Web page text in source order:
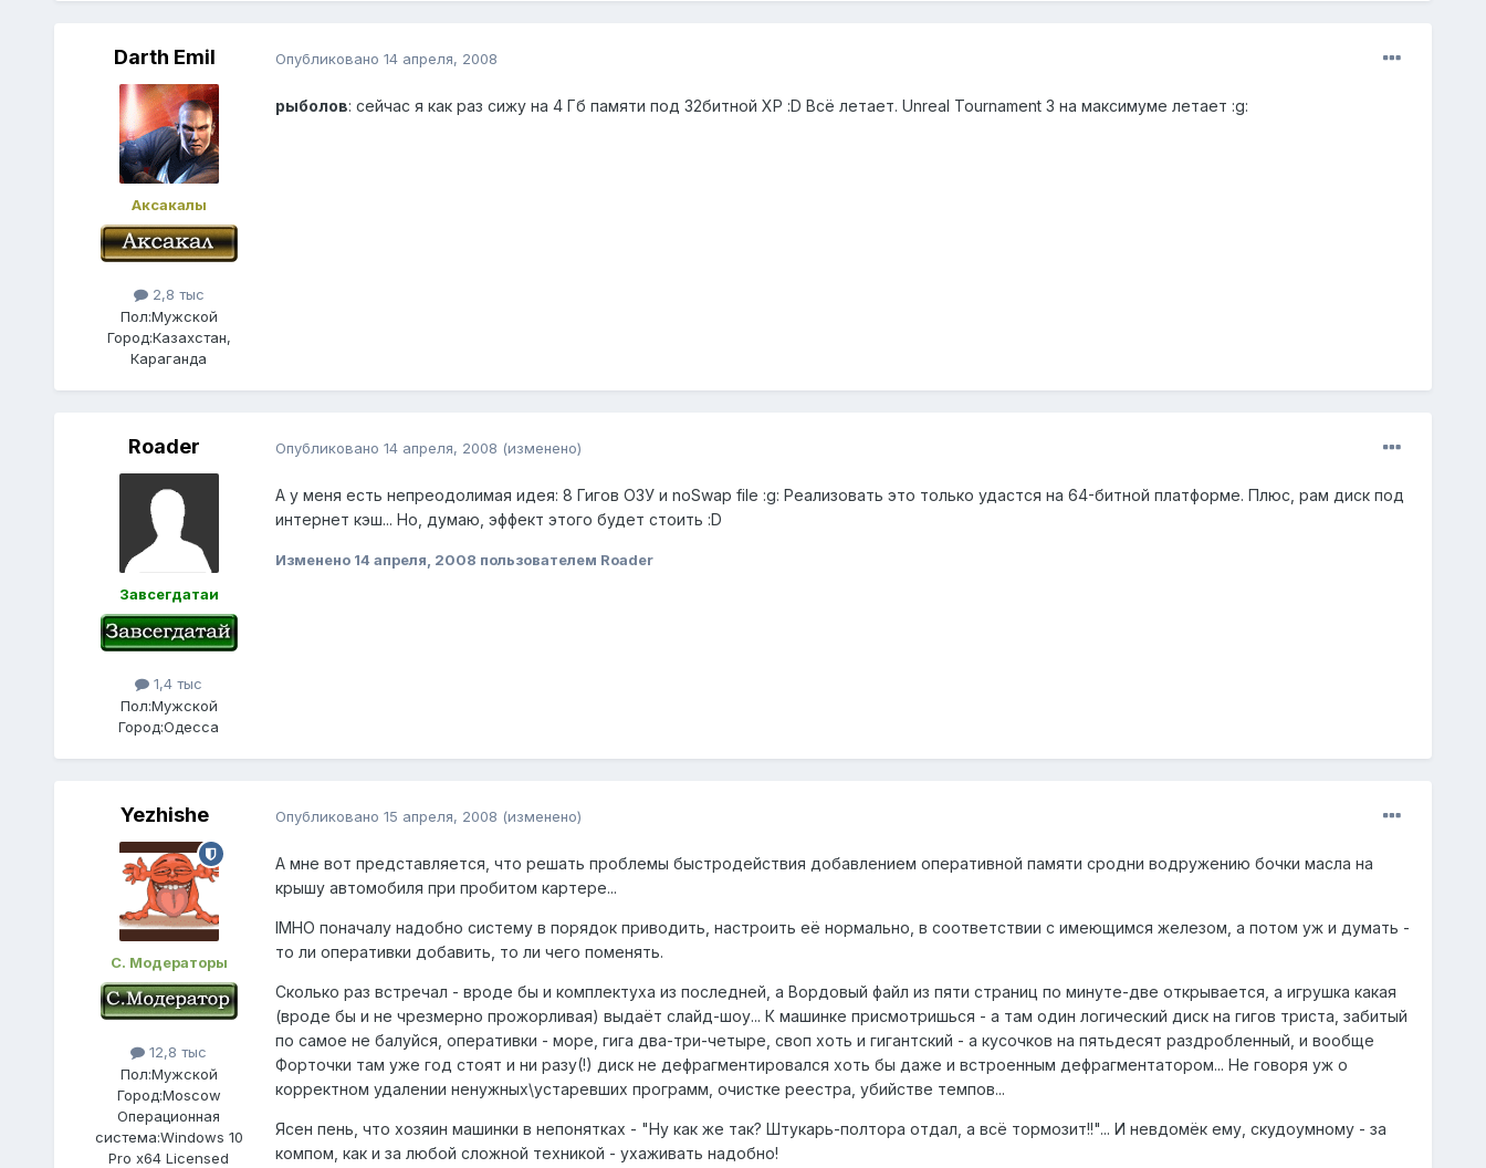
Darth Emil
Аксакалы
2,8 тыс
Пол:Мужской
Город:Казахстан,
Караганда
Опубликовано 14 апреля, 2008
рыболов: сейчас я как раз сижу на 4 Гб памяти под 32битной ХР :D Всё летает. Unreal Tournament 3 на максимуме летает :g:
Roader
Завсегдатаи
1,4 тыс
Пол:Мужской
Город:Одесса
Опубликовано 14 апреля, 2008 (изменено)
А у меня есть непреодолимая идея: 8 Гигов ОЗУ и noSwap file :g: Реализовать это только удастся на 64-битной платформе. Плюс, рам диск под
интернет кэш... Но, думаю, эффект этого будет стоить :D
Изменено 14 апреля, 2008 пользователем Roader
Yezhishe
С. Модераторы
12,8 тыс
Пол:Мужской
Город:Moscow
Операционная
система:Windows 10
Pro x64 Licensed
Опубликовано 15 апреля, 2008 (изменено)
А мне вот представляется, что решать проблемы быстродействия добавлением оперативной памяти сродни водружению бочки масла на
крышу автомобиля при пробитом картере...
IMHO поначалу надобно систему в порядок приводить, настроить её нормально, в соответствии с имеющимся железом, а потом уж и думать -
то ли оперативки добавить, то ли чего поменять.
Сколько раз встречал - вроде бы и комплектуха из последней, а Вордовый файл из пяти страниц по минуте-две открывается, а игрушка какая
(вроде бы и не чрезмерно прожорливая) выдаёт слайд-шоу... К машинке присмотришься - а там один логический диск на гигов триста, забитый
по самое не балуйся, оперативки - море, гига два-три-четыре, своп хоть и гигантский - а кусочков на пятьдесят раздробленный, и вообще
Форточки там уже год стоят и ни разу(!) диск не дефрагментировался хоть бы даже и встроенным дефрагментатором... Не говоря уж о
корректном удалении ненужных\устаревших программ, очистке реестра, убийстве темпов...
Ясен пень, что хозяин машинки в непонятках - "Ну как же так? Штукарь-полтора отдал, а всё тормозит!!"... И невдомёк ему, скудоумному - за
компом, как и за любой сложной техникой - ухаживать надобно!